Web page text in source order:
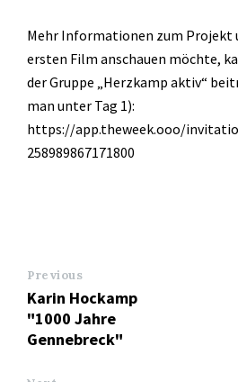
Mehr Informationen zum Projekt
ersten Film anschauen möchte,
der Gruppe „Herzkamp aktiv“
man unter Tag 1):
https://app.theweek.ooo/
258989867171800
Previous
Karin Hockamp
"1000 Jahre
Gennebreck"